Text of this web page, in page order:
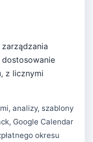
z licznymi
analizy, szablony
Google Calendar
okresu